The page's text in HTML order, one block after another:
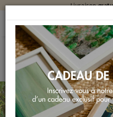
Livraison
ARTISTES MORACCHINI LAURENCE
Moracchini Laurence | Artiste
Biographie